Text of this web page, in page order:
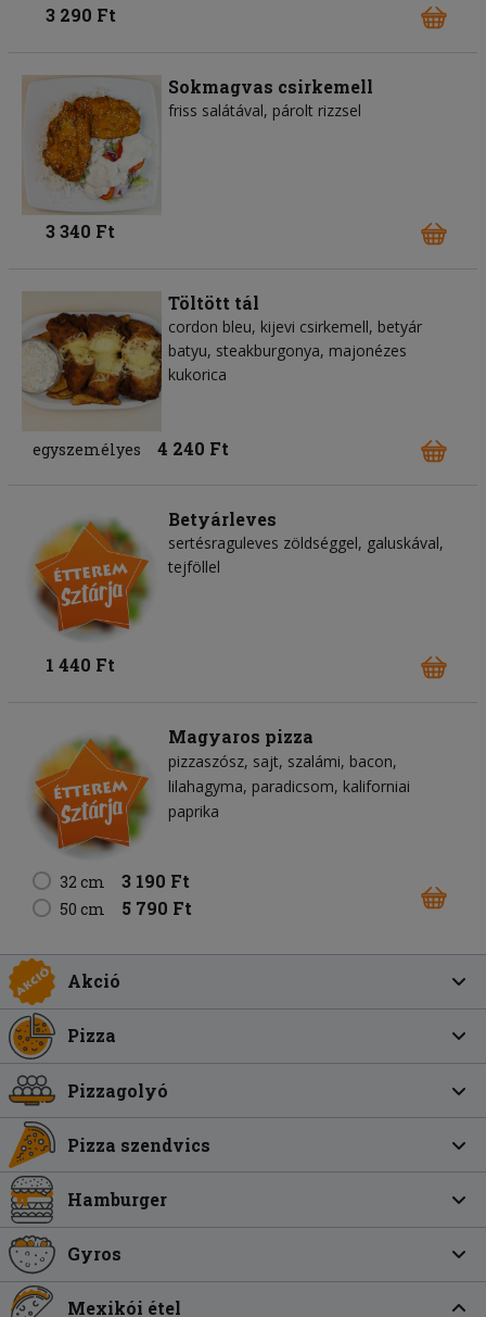
3 290 Ft
Sokmagvas csirkemell
friss salátával, párolt rizzsel
3 340 Ft
Töltött tál
cordon bleu, kijevi csirkemell, betyár
batyu, steakburgonya, majonézes
kukorica
egyszemélyes 4 240 Ft
Betyárleves
sertésraguleves zöldséggel, galuskával,
tejföllel
1 440 Ft
Magyaros pizza
pizzaszósz sajt szalámi bacon
lilahagyma paradicsom kaliforniai
paprika
32 cm 3 190 Ft
50 cm 5 790 Ft
Akció
Pizza
Pizzagolyó
Pizza szendvics
Hamburger
Gyros
Mexikói étel